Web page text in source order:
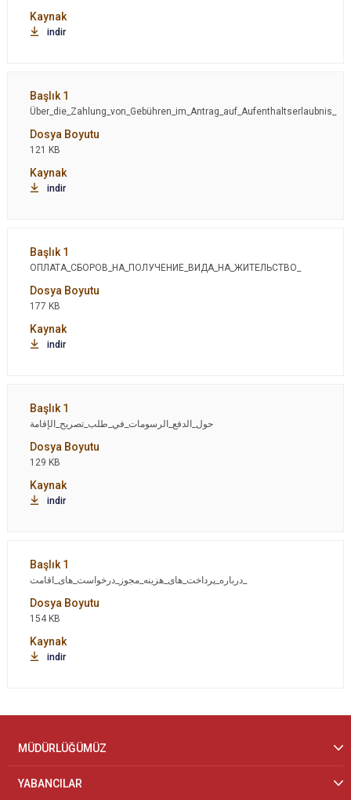
indir
Über_die_Zahlung_von_Gebühren_im_Antrag_auf_Aufenthaltserlaubnis_
121 KB
indir
ОПЛАТА_СБОРОВ_НА_ПОЛУЧЕНИЕ_ВИДА_НА_ЖИТЕЛЬСТВО_
177 KB
indir
حول_الدفع_الرسومات_في_طلب_تصريح_الإقامة
129 KB
indir
154 KB
indir
MÜDÜRLÜĞÜMÜZ
YABANCILAR